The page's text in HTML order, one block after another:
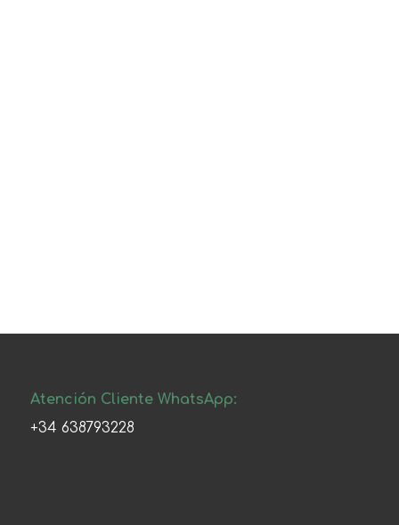
Atención Cliente WhatsApp:
+34 638793228